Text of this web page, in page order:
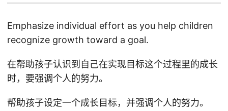
Emphasize individual effort as you help children
recognize growth toward a goal.
在帮助孩子认识到自己在实现目标这个过程里的成长
时，要强调个人的努力。
帮助孩子设定一个成长目标，并强调个人的努力。